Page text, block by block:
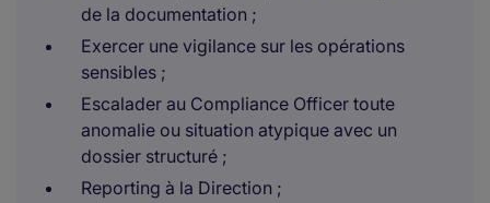
de la documentation ;
Exercer une vigilance sur les opérations
sensibles ;
Escalader au Compliance Officer toute
anomalie ou situation atypique avec un
dossier structuré ;
Reporting à la Direction ;